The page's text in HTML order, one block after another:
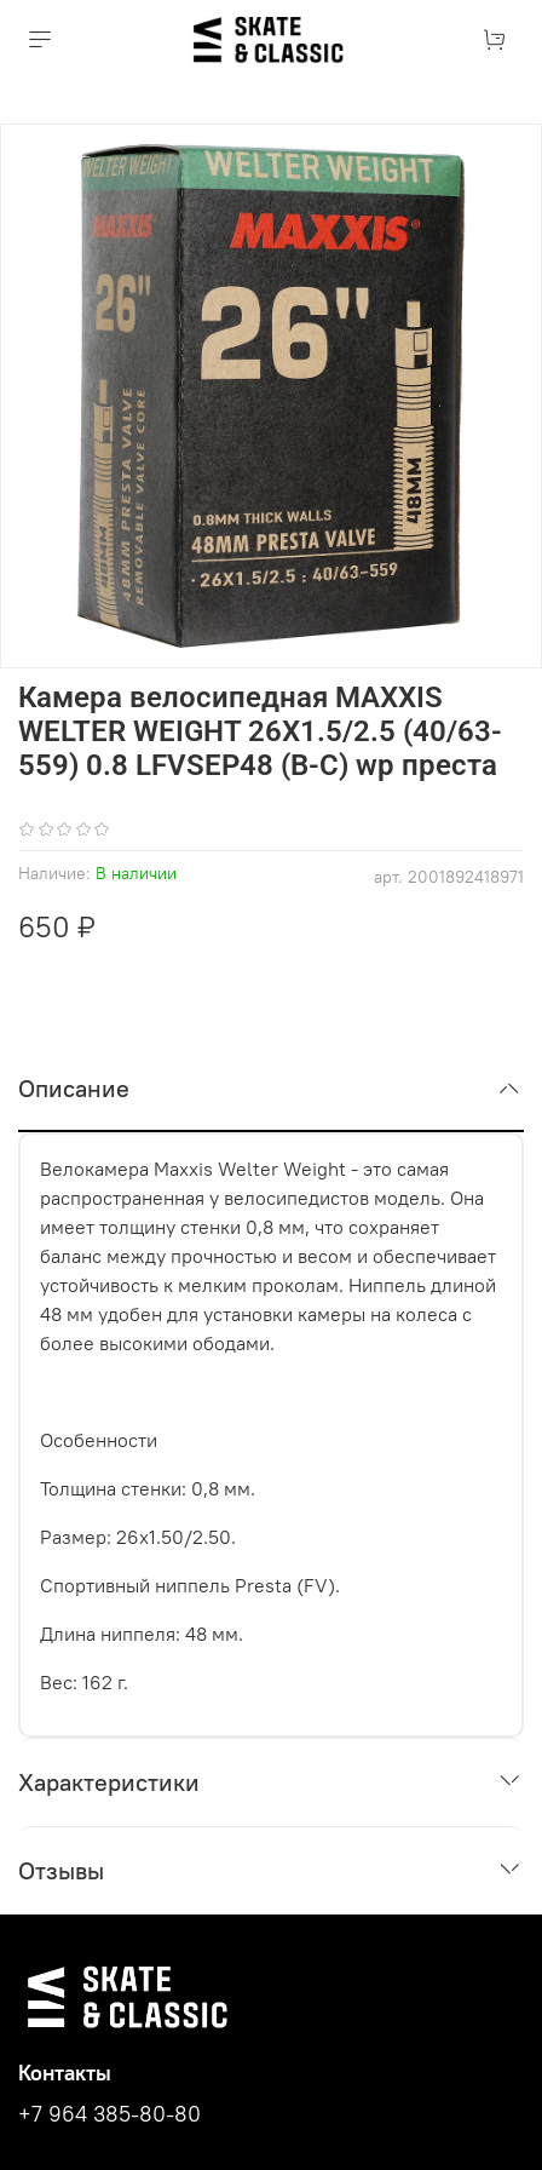
арт. 2001892418971
Наличие: В наличии
Камера велосипедная MAXXIS
WELTER WEIGHT 26X1.5/2.5 (40/63-
559) 0.8 LFVSEP48 (B-C) wp преста
650 ₽
Описание
Велокамера Maxxis Welter Weight - это самая
распространенная у велосипедистов модель. Она
имеет толщину стенки 0,8 мм, что сохраняет
баланс между прочностью и весом и обеспечивает
устойчивость к мелким проколам. Ниппель длиной
48 мм удобен для установки камеры на колеса с
более высокими ободами.
Особенности
Толщина стенки: 0,8 мм.
Размер: 26х1.50/2.50.
Спортивный ниппель Presta (FV).
Длина ниппеля: 48 мм.
Вес: 162 г.
Характеристики
Отзывы
Контакты
+7 964 385-80-80